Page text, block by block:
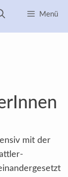
Menü
mit der